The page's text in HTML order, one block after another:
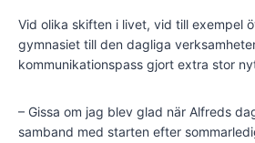
Vid olika skiften i livet, vid till exempel
gymnasiet till den dagliga
kommunikationspass gjort extra stor
– Gissa om jag blev glad när Alfreds
samband med starten efter